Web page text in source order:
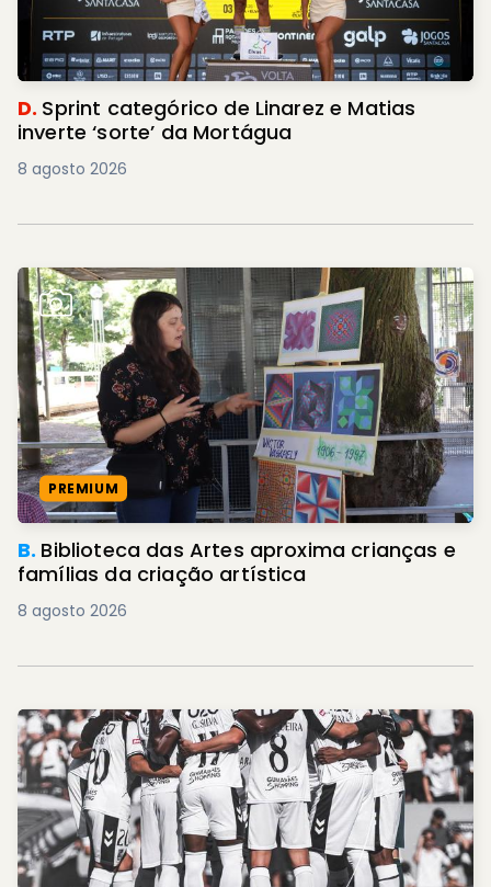
D. Sprint categórico de Linarez e Matias
inverte ‘sorte’ da Mortágua
8 agosto 2026
PREMIUM
B. Biblioteca das Artes aproxima crianças e
famílias da criação artística
8 agosto 2026